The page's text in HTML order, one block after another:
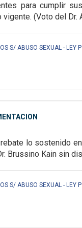
para cumplir
vigente. (Voto del Dr.
S/ ABUSO SEXUAL - LEY
lo sostenido
Brussino Kain sin
S/ ABUSO SEXUAL - LEY